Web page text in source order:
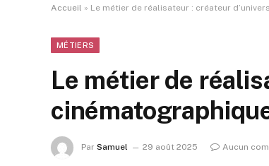
Accueil » Le métier de réalisateur : créateur
MÉTIERS
Le métier de
Par Samuel 29 août 2025 Aucun